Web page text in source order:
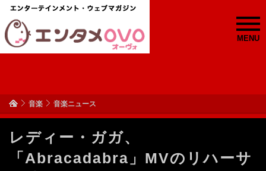
MENU
音楽 音楽ニュース
レディー・ガガ、
「Abracadabra」MVのリハーサ